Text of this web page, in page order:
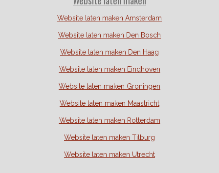
Website laten maken Amsterdam
Website laten maken Den Bosch
Website laten maken Den Haag
Website laten maken Eindhoven
Website laten maken Groningen
Website laten maken Maastricht
Website laten maken Rotterdam
Website laten maken Tilburg
Website laten maken Utrecht